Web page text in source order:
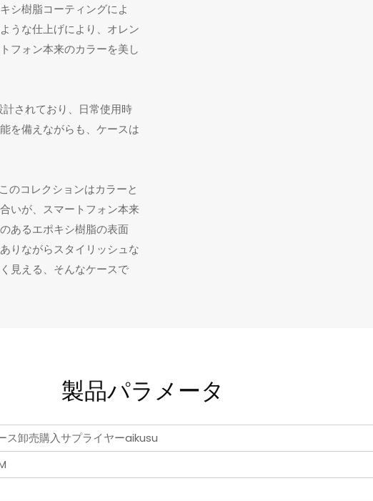
シ樹脂コーティングによ
うな仕上げにより、オレン
フォン本来のカラーを美し
されており、日常使用時
を備えながらも、ケースは
のコレクションはカラーと
いが、スマートフォン本来
あるエポキシ樹脂の表面
りながらスタイリッシュな
見える、そんなケースで
製品パラメータ
ス卸売購入サプライヤーaikusu